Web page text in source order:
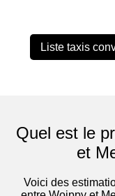
Liste taxis
Quel est le
et
Voici des